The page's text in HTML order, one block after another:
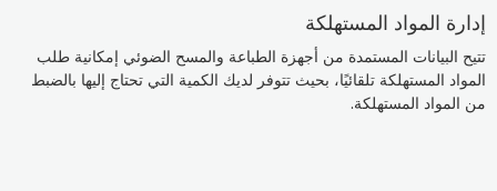
إدارة المواد المستهلكة
تتيح البيانات المستمدة من أجهزة الطباعة والمسح الضوئي إمكانية طلب
المواد المستهلكة تلقائيًا، بحيث تتوفر لديك الكمية التي تحتاج إليها بالضبط
من المواد المستهلكة.